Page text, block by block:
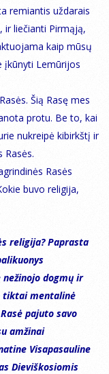
remiantis uždarais
ir liečianti Pirmąją,
kaip mūsų
įkūnyti Lemūrijos
Šią Rasę mes
protu. Be to, kai
nukreipė kibirkštį ir
Rasės.
Rasės
buvo religija,
religija? Paprasta
dogmų ir
tiktai mentalinė
pajuto savo
amžinai
Visapasauline
Dieviškosiomis